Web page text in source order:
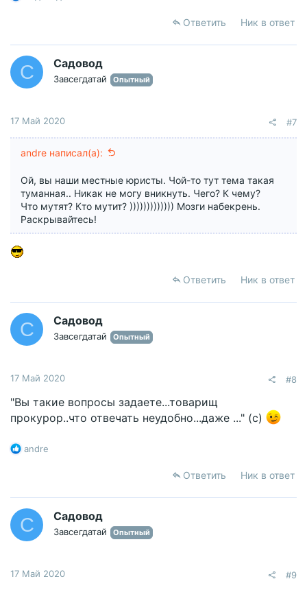
ц
и
и
:
Ответить Ник в ответ
С Садовод
Завсегдатай Опытный
17 Май 2020 #7
andre написал(а):
Ой, вы наши местные юристы. Чой-то тут тема такая
туманная.. Никак не могу вникнуть. Чего? К чему?
Что мутят? Кто мутит? ))))))))))))) Мозги набекрень.
Раскрывайтесь!
Ответить Ник в ответ
С Садовод
Завсегдатай Опытный
17 Май 2020 #8
"Вы такие вопросы задаете...товарищ
прокурор..что отвечать неудобно...даже ..." (с)
Р
ц
и
и
:
andre
Ответить Ник в ответ
С Садовод
Завсегдатай Опытный
17 Май 2020 #9